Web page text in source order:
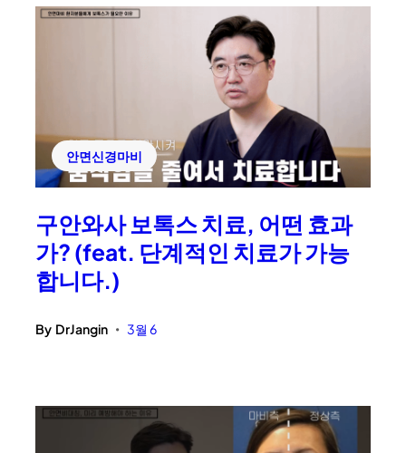
안면신경마비
구안와사 보톡스 치료, 어떤 효과
가? (feat. 단계적인 치료가 가능
합니다.)
By DrJangin • 3월 6